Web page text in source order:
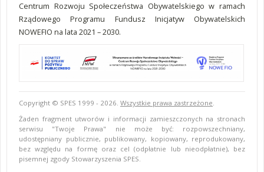
Centrum Rozwoju Społeczeństwa Obywatelskiego w ramach
Rządowego Programu Fundusz Inicjatyw Obywatelskich
NOWEFIO na lata 2021 – 2030.
Copyright © SPES 1999 - 2026. Wszystkie prawa zastrzeżone.
Żaden fragment utworów i informacji zamieszczonych na stronach
serwisu "Twoje Prawa" nie może być: rozpowszechniany,
udostępniany publicznie, publikowany, kopiowany, reprodukowany,
bez względu na formę oraz cel (odpłatnie lub nieodpłatnie), bez
pisemnej zgody Stowarzyszenia SPES.